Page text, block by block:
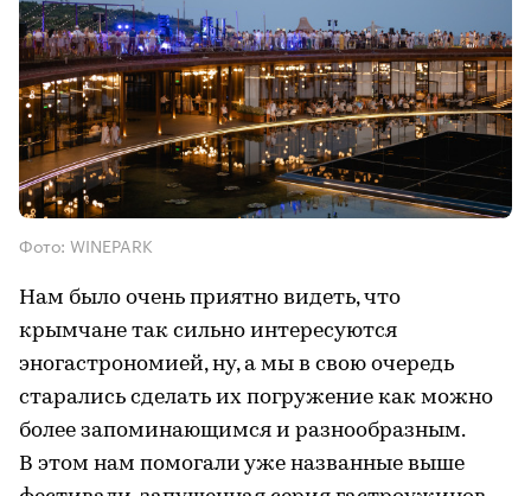
Фото: WINEPARK
Нам было очень приятно видеть, что
крымчане так сильно интересуются
эногастрономией, ну, а мы в свою очередь
старались сделать их погружение как можно
более запоминающимся и разнообразным.
В этом нам помогали уже названные выше